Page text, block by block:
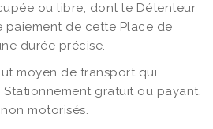
ou libre, dont le Détenteur
paiement de cette Place de
durée précise.
moyen de transport qui
gratuit ou payant,
motorisés.